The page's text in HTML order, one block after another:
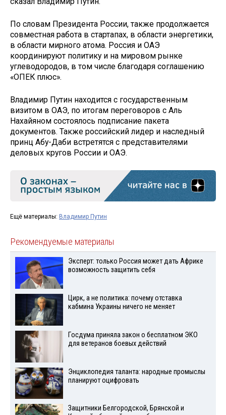
По словам Президента России, также продолжается
совместная работа в стартапах, в области энергетики,
в области мирного атома. Россия и ОАЭ
координируют политику и на мировом рынке
углеводородов, в том числе благодаря соглашению
«ОПЕК плюс».
Владимир Путин находится с государственным
визитом в ОАЭ, по итогам переговоров с Аль
Нахайяном состоялось подписание пакета
документов. Также российский лидер и наследный
принц Абу-Даби встретятся с представителями
деловых кругов России и ОАЭ.
Ещё материалы: Владимир Путин
Рекомендуемые материалы
Эксперт: только Россия может дать Африке
возможность защитить себя
Цирк, а не политика: почему отставка
кабмина Украины ничего не меняет
Госдума приняла закон о бесплатном ЭКО
для ветеранов боевых действий
Энциклопедия таланта: народные промыслы
планируют оцифровать
Защитники Белгородской, Брянской и